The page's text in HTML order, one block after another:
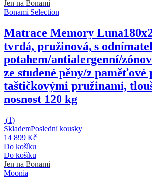
Jen na Bonami
Bonami Selection
Matrace Memory Luna
tvrdá, pružinová, s
potahem/antialergenní/
ze studené pěny/z paměťové
taštičkovými pružinami,
nosnost 120 kg
(1)
SklademPoslední kousky
14 899 Kč
Do košíku
Do košíku
Jen na Bonami
Moonia